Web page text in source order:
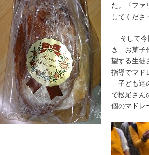
た。『ファ
してくださ
そして今
き、お菓子
望する生徒
指導でマド
子ども達
で松尾さん
個のマドレ